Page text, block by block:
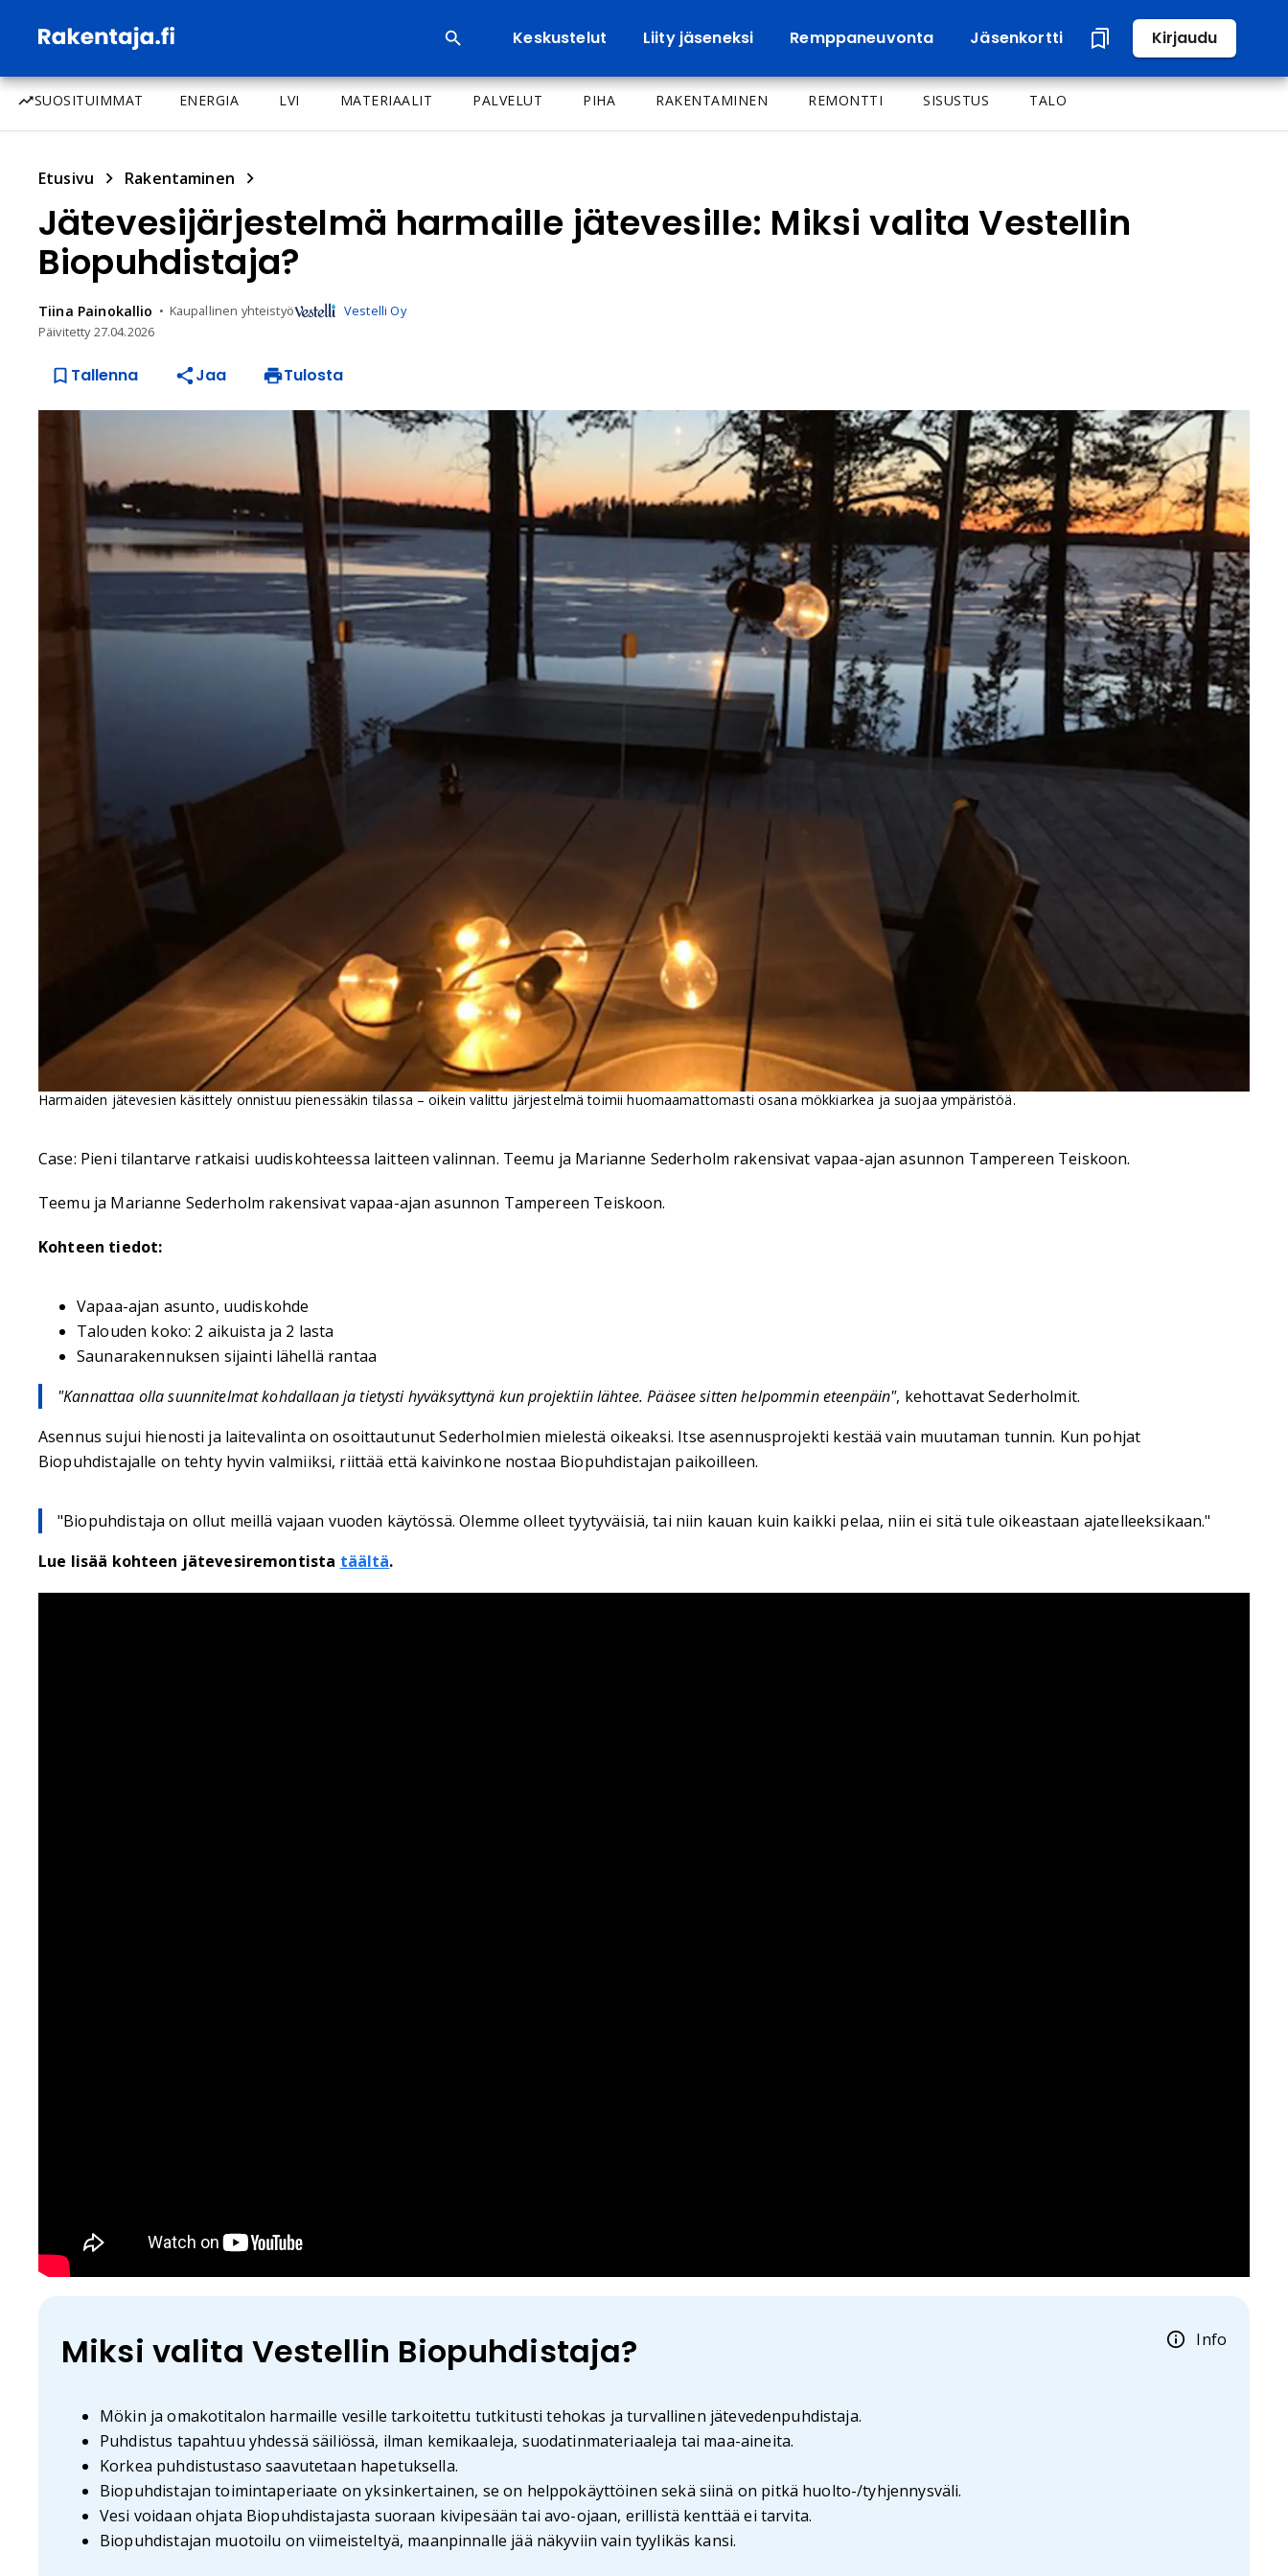
Keskustelut Liity jäseneksi Remppaneuvonta Jäsenkortti Kirjaudu
SUOSITUIMMAT ENERGIA LVI MATERIAALIT PALVELUT PIHA RAKENTAMINEN REMONTTI SISUSTUS TALO
Etusivu Rakentaminen
Jätevesijärjestelmä harmaille jätevesille: Miksi valita Vestellin
Biopuhdistaja?
Tiina Painokallio Kaupallinen yhteistyö
Vestelli Oy
Päivitetty27.04.2026
Tallenna Jaa Tulosta
Harmaiden jätevesien käsittely onnistuu pienessäkin tilassa – oikein valittu järjestelmä toimii huomaamattomasti osana mökkiarkea ja suojaa ympäristöä.
Case: Pieni tilantarve ratkaisi uudiskohteessa laitteen valinnan. Teemu ja Marianne Sederholm rakensivat vapaa-ajan asunnon Tampereen Teiskoon.
Teemu ja Marianne Sederholm rakensivat vapaa-ajan asunnon Tampereen Teiskoon.
Kohteen tiedot:
Vapaa-ajan asunto, uudiskohde
Talouden koko: 2 aikuista ja 2 lasta
Saunarakennuksen sijainti lähellä rantaa
"Kannattaa olla suunnitelmat kohdallaan ja tietysti hyväksyttynä kun projektiin lähtee. Pääsee sitten helpommin eteenpäin", kehottavat Sederholmit.
Asennus sujui hienosti ja laitevalinta on osoittautunut Sederholmien mielestä oikeaksi. Itse asennusprojekti kestää vain muutaman tunnin. Kun pohjat
Biopuhdistajalle on tehty hyvin valmiiksi, riittää että kaivinkone nostaa Biopuhdistajan paikoilleen.
"Biopuhdistaja on ollut meillä vajaan vuoden käytössä. Olemme olleet tyytyväisiä, tai niin kauan kuin kaikki pelaa, niin ei sitä tule oikeastaan ajatelleeksikaan."
Lue lisää kohteen jätevesiremontista täältä.
Info
Miksi valita Vestellin Biopuhdistaja?
Mökin ja omakotitalon harmaille vesille tarkoitettu tutkitusti tehokas ja turvallinen jätevedenpuhdistaja.
Puhdistus tapahtuu yhdessä säiliössä, ilman kemikaaleja, suodatinmateriaaleja tai maa-aineita.
Korkea puhdistustaso saavutetaan hapetuksella.
Biopuhdistajan toimintaperiaate on yksinkertainen, se on helppokäyttöinen sekä siinä on pitkä huolto-/tyhjennysväli.
Vesi voidaan ohjata Biopuhdistajasta suoraan kivipesään tai avo-ojaan, erillistä kenttää ei tarvita.
Biopuhdistajan muotoilu on viimeisteltyä, maanpinnalle jää näkyviin vain tyylikäs kansi.